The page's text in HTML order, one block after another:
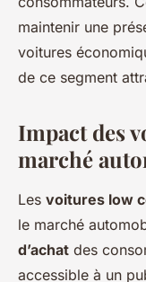
maintenir une
voitures
de ce segment
Impact des
marché
Les voitures low
le marché
d’achat des
accessible à un